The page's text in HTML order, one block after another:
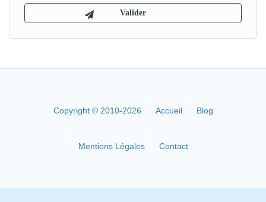
Copyright © 2010-2026 Accueil Blog
Mentions Légales Contact